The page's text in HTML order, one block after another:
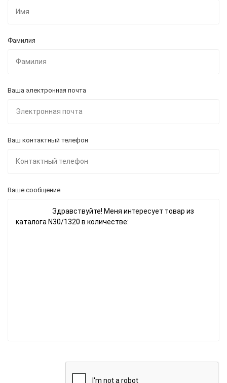
Фамилия
Ваша электронная почта
Ваш контактный телефон
Ваше сообщение